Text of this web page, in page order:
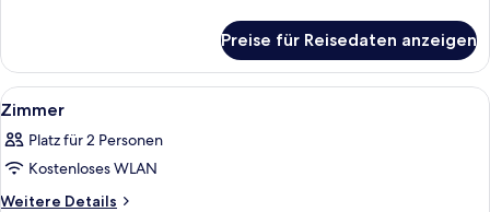
Preise für Reisedaten anzeigen
Alle
Fotos
für
Zimmer
anzeigen
Ein Hotelzimmer mit Bett,
18
Zimmer
Platz für 2 Personen
Kostenloses WLAN
Weitere Details
Weitere